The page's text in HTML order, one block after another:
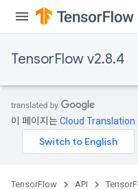
TensorFlow v2.8.4
이 페이지는Cloud Translation
TensorFlow API